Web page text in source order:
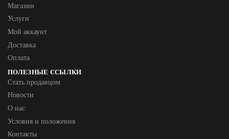
Магазин
Услуги
Мой аккаунт
Доставка
Оплата
ПОЛЕЗНЫЕ ССЫЛКИ
Стать продавцом
Новости
О нас
Условия и положения
Контакты